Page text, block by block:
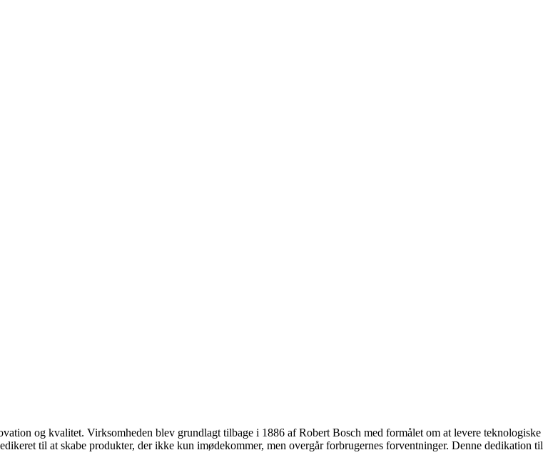
og kvalitet. Virksomheden blev grundlagt tilbage i 1886 af Robert Bosch med formålet om at levere teknologiske
til at skabe produkter, der ikke kun imødekommer, men overgår forbrugernes forventninger. Denne dedikation til